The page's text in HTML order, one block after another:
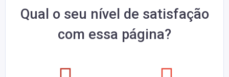
Qual o seu nível de satisfação
com essa página?